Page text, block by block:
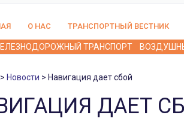
О НАС ТРАНСПОРТНЫЙ ВЕСТНИК
ТРАНСПОРТ
Новости Навигация дает сбой
ДАЕТ